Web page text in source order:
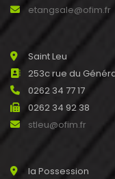
etangsale@ofim.fr
Saint Leu
253c rue du
0262 34 77 17
0262 34 92 38
stleu@ofim.fr
la Possession